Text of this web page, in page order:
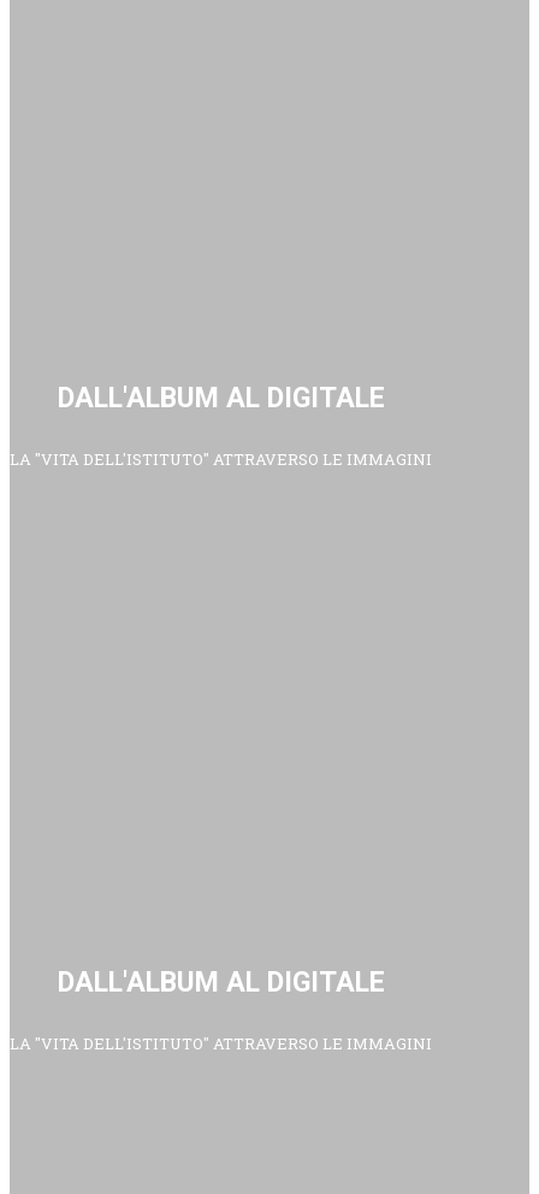
DALL'ALBUM AL DIGITALE
LA "VITA DELL'ISTITUTO" ATTRAVERSO LE IMMAGINI
DALL'ALBUM AL DIGITALE
LA "VITA DELL'ISTITUTO" ATTRAVERSO LE IMMAGINI